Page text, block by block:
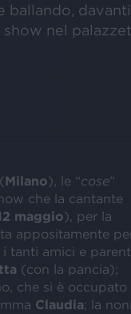
ballando,
nel
(Milano), le “cose”
che la cantante
maggio), per la
appositamente
tanti amici e
(con la pancia);
che si è occupato
Claudia; la